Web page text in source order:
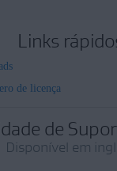
Links
de licença
de
Disponível em